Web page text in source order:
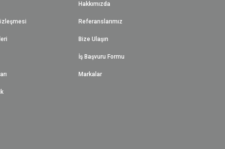
Hakkımızda
Referanslarımız
Bize Ulaşın
İş Başvuru Formu
Markalar